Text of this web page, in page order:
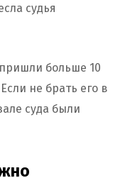
судья
больше 10
не брать его в
суда были